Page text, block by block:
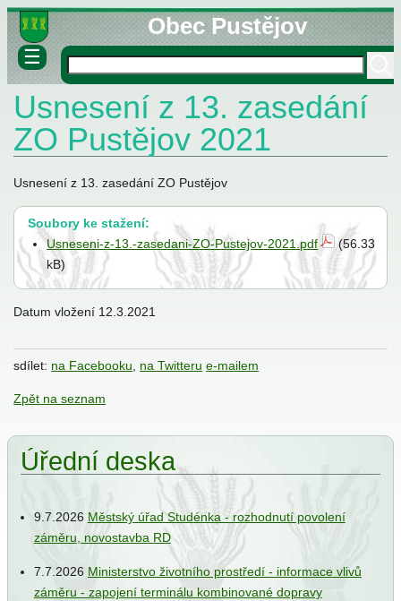
Obec Pustějov
☰
informace
Usnesení z 13. zasedání
ZO Pustějov 2021
Usnesení z 13. zasedání ZO Pustějov
Soubory ke stažení:
Usneseni-z-13.-zasedani-ZO-Pustejov-2021.pdf
(56.33
kB)
Datum vložení 12.3.2021
sdílet: na Facebooku na Twitteru e-mailem
Zpět na seznam
Úřední deska
9.7.2026 Městský úřad Studénka - rozhodnutí povolení
záměru, novostavba RD
7.7.2026 Ministerstvo životního prostředí - informace vlivů
záměru - zapojení terminálu kombinované dopravy